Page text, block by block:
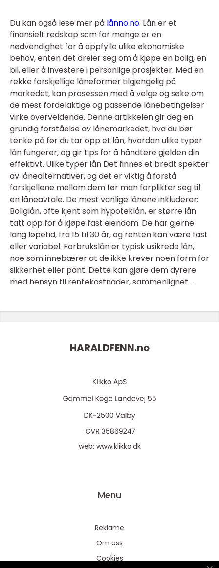
Du kan også lese mer på lånno.no. Lån er et
finansielt redskap som for mange er en
nødvendighet for å oppfylle ulike økonomiske
behov, enten det dreier seg om å kjøpe en bolig, en
bil, eller å investere i personlige prosjekter. Med en
rekke forskjellige låneformer tilgjengelig på
markedet, kan prosessen med å velge og søke om
de mest fordelaktige og passende lånebetingelser
virke overveldende. Denne artikkelen gir deg en
grundig forståelse av lånemarkedet, hva du bør
tenke på før du tar opp et lån, hvordan ulike typer
lån fungerer, og gir tips for å håndtere gjelden din
effektivt. Ulike typer lån Det finnes et bredt spekter
av lånealternativer, og det er viktig å forstå
forskjellene mellom dem før man forplikter seg til
en låneavtale. De mest vanlige lånene inkluderer:
Boliglån, ofte kjent som hypoteklån, er større lån
tatt opp for å kjøpe fast eiendom. De har gjerne
lang løpetid, fra 15 til 30 år, og renten kan være fast
eller variabel. Forbrukslån er typisk usikrede lån,
noe som innebærer at de ikke krever noen form for
sikkerhet eller pant. Dette kan gjøre dem dyrere
med hensyn til rentekostnader, sammenlignet...
HARALDFENN.no
web: www.klikko.dk
Menu
Reklame
Om oss
Cookies